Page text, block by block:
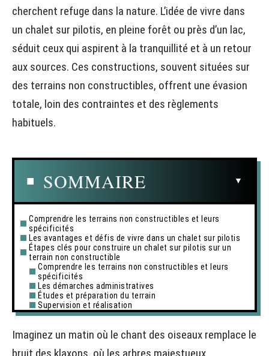
cherchent refuge dans la nature. L’idée de vivre dans
un chalet sur pilotis, en pleine forêt ou près d’un lac,
séduit ceux qui aspirent à la tranquillité et à un retour
aux sources. Ces constructions, souvent situées sur
des terrains non constructibles, offrent une évasion
totale, loin des contraintes et des règlements
habituels.
SOMMAIRE
Comprendre les terrains non constructibles et leurs
spécificités
Les avantages et défis de vivre dans un chalet sur pilotis
Étapes clés pour construire un chalet sur pilotis sur un
terrain non constructible
Comprendre les terrains non constructibles et leurs
spécificités
Les démarches administratives
Études et préparation du terrain
Supervision et réalisation
Imaginez un matin où le chant des oiseaux remplace le